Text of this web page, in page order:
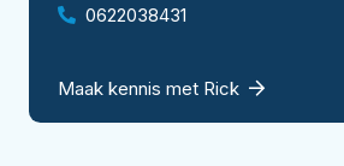
0622038431
Maak kennis met Rick